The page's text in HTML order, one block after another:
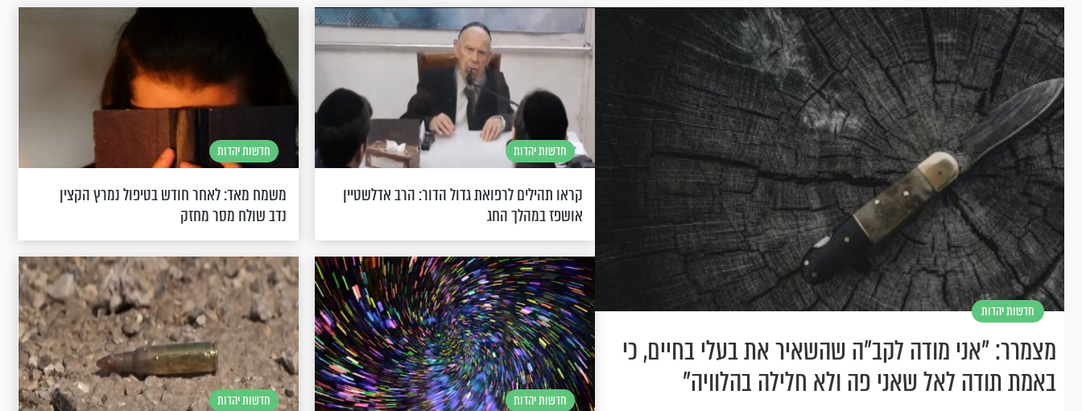
חדשות יהדות
מצמרר: "אני מודה לקב"ה שהשאיר את בעלי בחיים, כי
באמת תודה לאל שאני פה ולא חלילה בהלוויה"
חדשות יהדות
קראו תהילים לרפואת גדול הדור: הרב אדלשטיין
אושפז במהלך החג
חדשות יהדות
משמח מאד: לאחר חודש בטיפול נמרץ הקצין
נדב שולח מסר מחזק
חדשות יהדות חדשות יהדות